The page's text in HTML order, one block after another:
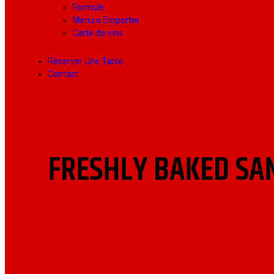
Formule
Menu a Emporter
Carte de vins
Réserver Une Table
Contact
FRESHLY BAKED